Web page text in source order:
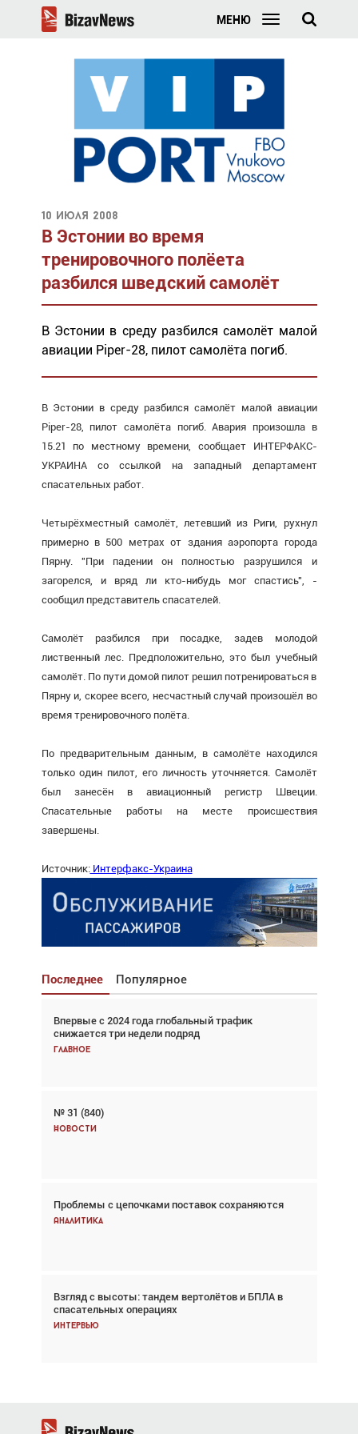
МЕНЮ
10 июля 2008
В Эстонии во время
тренировочного полёета
разбился шведский самолёт
В Эстонии в среду разбился самолёт малой
авиации Piper-28, пилот самолёта погиб.
В Эстонии в среду разбился самолёт малой авиации
Piper-28, пилот самолёта погиб. Авария произошла в
15.21 по местному времени, сообщает ИНТЕРФАКС-
УКРАИНА со ссылкой на западный департамент
спасательных работ.
Четырёхместный самолёт, летевший из Риги, рухнул
примерно в 500 метрах от здания аэропорта города
Пярну. "При падении он полностью разрушился и
загорелся, и вряд ли кто-нибудь мог спастись", -
сообщил представитель спасателей.
Самолёт разбился при посадке, задев молодой
лиственный лес. Предположительно, это был учебный
самолёт. По пути домой пилот решил потренироваться в
Пярну и, скорее всего, несчастный случай произошёл во
время тренировочного полёта.
По предварительным данным, в самолёте находился
только один пилот, его личность уточняется. Самолёт
был занесён в авиационный регистр Швеции.
Спасательные работы на месте происшествия
завершены.
Источник:Интерфакс-Украина
Последнее Популярное
Впервые с 2024 года глобальный трафик
снижается три недели подряд
Главное
№ 31 (840)
Новости
Проблемы с цепочками поставок сохраняются
Аналитика
Взгляд с высоты: тандем вертолётов и БПЛА в
спасательных операциях
Интервью
Взгляд с высоты: тандем вертолётов и БПЛА в
спасательных операциях
Главное
Авиационный фотограф Дэйв Кох: «Фотография
говорит сама за себя... а ИИ всё портит»
Впервые с 2024 года глобальный трафик
снижается три недели подряд
Частный самолёт – это актив. Подходите к
покупке соответствующим образом
Интервью